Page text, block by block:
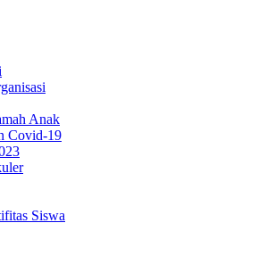
Anak
Covid-19
Siswa